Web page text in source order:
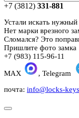
+7 (3812) 331-881
Устали искать нужный
Нет марки врезного
Сломался? Это
Пришлите фото замка
+7 (983) 115-96-11
MAX
, Telegram
почта: info@locks-